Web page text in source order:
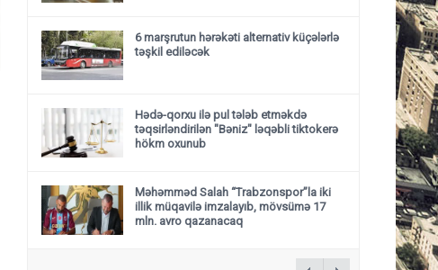
6 marşrutun hərəkəti alternativ küçələrlə
təşkil ediləcək
Hədə-qorxu ilə pul tələb etməkdə
təqsirləndirilən "Bəniz" ləqəbli tiktokerə
hökm oxunub
Məhəmməd Salah “Trabzonspor”la iki
illik müqavilə imzalayıb, mövsümə 17
mln. avro qazanacaq